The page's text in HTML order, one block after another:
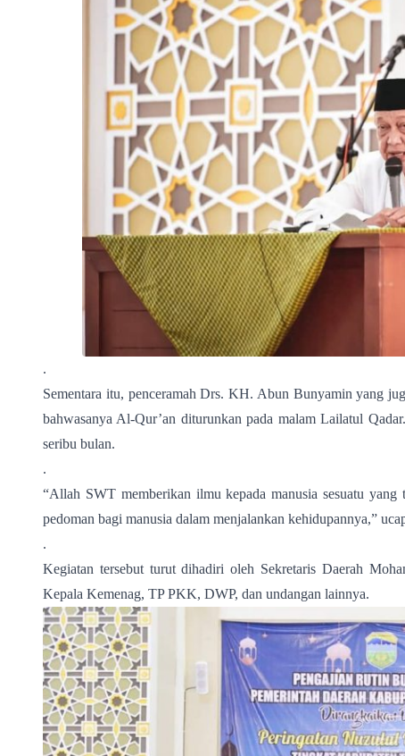
.
Sementara itu, penceramah Drs. KH. Abun Bunyamin yang
bahwasanya Al-Qur’an diturunkan pada malam Lailatul
seribu bulan.
.
“Allah SWT memberikan ilmu kepada manusia sesuatu
pedoman bagi manusia dalam menjalankan kehidupannya,”
.
Kegiatan tersebut turut dihadiri oleh Sekretaris Daerah
Kepala Kemenag, TP PKK, DWP, dan undangan lainnya.